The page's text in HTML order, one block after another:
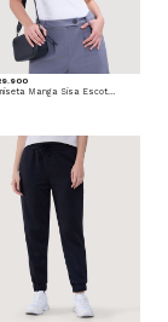
Camiseta Manga Sisa Escotada